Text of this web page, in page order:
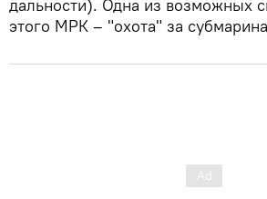
дальности). Одна из возможных
этого МРК – "охота" за